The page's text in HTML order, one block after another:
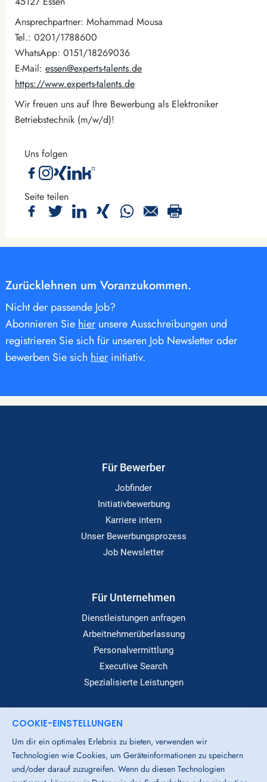
Ansprechpartner: Mohammad Mousa
Tel.: 0201/1788600
WhatsApp: 0151/18269036
E-Mail: essen@experts-talents.de
https://www.experts-talents.de
Wir freuen uns auf Ihre Bewerbung als Elektroniker
Betriebstechnik (m/w/d)!
Uns folgen
Seite teilen
Zurücklehnen um Voranzukommen.
Nicht der passende Job?
Abonnieren Siehierunsere Ausschreibungen und
registrieren Sie sich für unseren Job Newsletter oder
bewerben Sie sich hierinitiativ.
Für Bewerber
Jobfinder
Initiativbewerbung
Karriere intern
Unser Bewerbungsprozess
Job Newsletter
Für Unternehmen
Dienstleistungen anfragen
Arbeitnehmerüberlassung
Personalvermittlung
Executive Search
Spezialisierte Leistungen
Dialog
Standorte
Über Uns
COOKIE-EINSTELLUNGEN
Um dir ein optimales Erlebnis zu bieten, verwenden wir
Technologien wie Cookies, um Geräteinformationen zu speichern
und/oder darauf zuzugreifen. Wenn du diesen Technologien